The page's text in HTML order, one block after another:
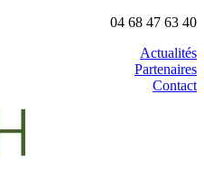
04 68 47 63 40
Actualités
Partenaires
Contact